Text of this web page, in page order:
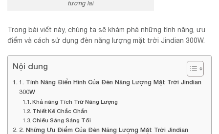
tương lai
Trong bài viết này, chúng ta sẽ khám phá những tính năng, ưu
điểm và cách sử dụng đèn năng lượng mặt trời Jindian 300W.
Nội dung
1. Tính Năng Điển Hình Của Đèn Năng Lượng Mặt Trời Jindian
300W
Khả năng Tích Trữ Năng Lượng
Thiết Kế Chắc Chắn
Chiếu Sáng Sáng Tối
2. Những Ưu Điểm Của Đèn Năng Lượng Mặt Trời Jindian